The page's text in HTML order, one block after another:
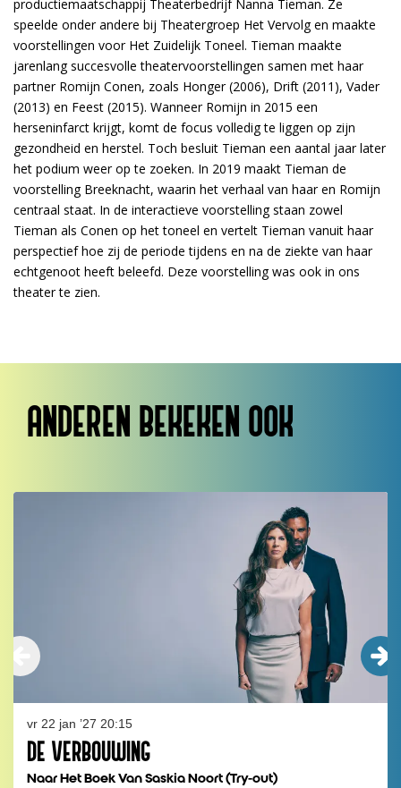
productiemaatschappij Theaterbedrijf Nanna Tieman. Ze
speelde onder andere bij Theatergroep Het Vervolg en maakte
voorstellingen voor Het Zuidelijk Toneel. Tieman maakte
jarenlang succesvolle theatervoorstellingen samen met haar
partner Romijn Conen, zoals Honger (2006), Drift (2011), Vader
(2013) en Feest (2015). Wanneer Romijn in 2015 een
herseninfarct krijgt, komt de focus volledig te liggen op zijn
gezondheid en herstel. Toch besluit Tieman een aantal jaar later
het podium weer op te zoeken. In 2019 maakt Tieman de
voorstelling Breeknacht, waarin het verhaal van haar en Romijn
centraal staat. In de interactieve voorstelling staan zowel
Tieman als Conen op het toneel en vertelt Tieman vanuit haar
perspectief hoe zij de periode tijdens en na de ziekte van haar
echtgenoot heeft beleefd. Deze voorstelling was ook in ons
theater te zien.
ANDEREN BEKEKEN OOK
DE VERBOUWING
Naar Het Boek Van Saskia Noort (Try-out)
vr 22 jan ’27 20:15